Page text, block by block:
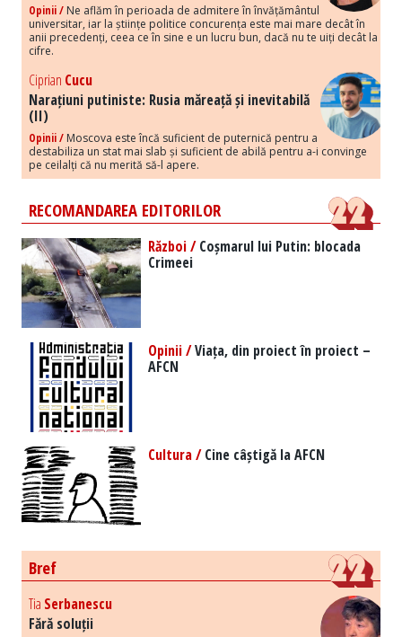
Opinii / Ne aflăm în perioada de admitere în învățământul
universitar, iar la științe politice concurența este mai mare decât în
anii precedenți, ceea ce în sine e un lucru bun, dacă nu te uiți decât la
cifre.
Ciprian Cucu
Narațiuni putiniste: Rusia măreață și inevitabilă
(II)
Opinii / Moscova este încă suficient de puternică pentru a
destabiliza un stat mai slab și suficient de abilă pentru a-i convinge
pe ceilalți că nu merită să-l apere.
RECOMANDAREA EDITORILOR
Război /Coșmarul lui Putin: blocada
Crimeei
Opinii /Viața, din proiect în proiect –
AFCN
Cultura /Cine câștigă la AFCN
Bref
Tia Serbanescu
Fără soluții